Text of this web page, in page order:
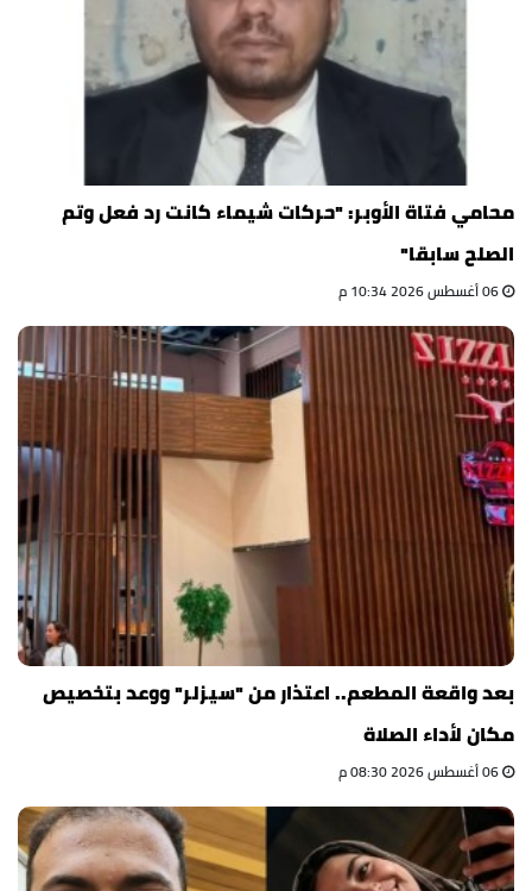
محامي فتاة الأوبر: "حركات شيماء كانت رد فعل وتم
الصلح سابقا"
بعد واقعة المطعم.. اعتذار من "سيزلر" ووعد بتخصيص
مكان لأداء الصلاة